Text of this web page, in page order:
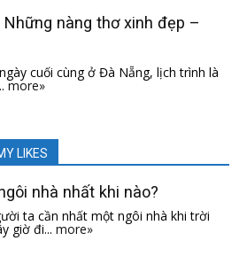
nàng thơ xinh đẹp –
cuối cùng ở Đà Nẵng, lịch trình là
more»
LIKES
nhà nhất khi nào?
ta cần nhất một ngôi nhà khi trời
giờ đi... more»